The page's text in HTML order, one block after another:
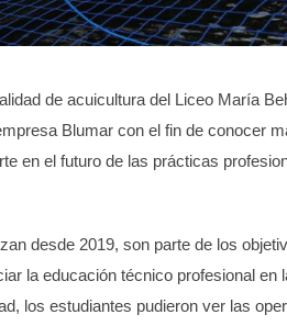
de acuicultura del Liceo María
Blumar con el fin de conocer
en el futuro de las prácticas
desde 2019, son parte de los
la educación técnico profesional en
los estudiantes pudieron ver las